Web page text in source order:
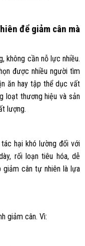
để giảm cân mà
không cần nỗ lực nhiều.
được nhiều người tìm
ăn hay tập thể dục vất
loạt thương hiệu và sản
lượng.
hại khó lường đối với
rối loạn tiêu hóa, dễ
cân tự nhiên là lựa
giảm cân. Vì: